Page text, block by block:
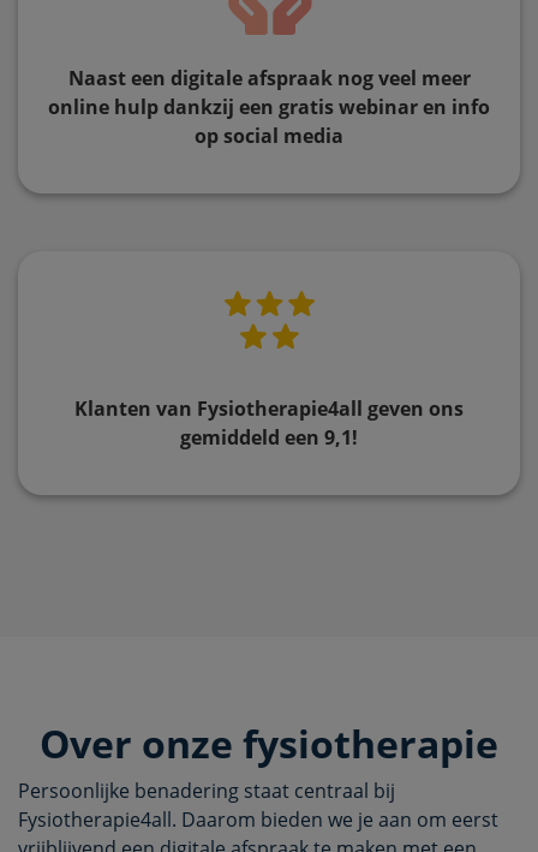
Naast een digitale afspraak nog veel meer
online hulp dankzij een gratis webinar en info
op social media
Klanten van Fysiotherapie4all geven ons
gemiddeld een 9,1!
Over onze fysiotherapie
Persoonlijke benadering staat centraal bij
Fysiotherapie4all. Daarom bieden we je aan om eerst